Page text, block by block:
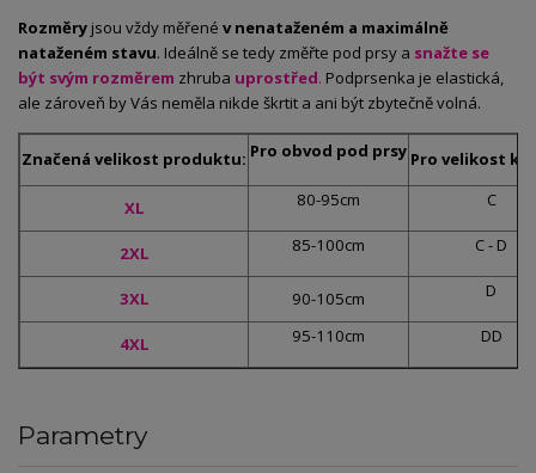
Rozměry jsou vždy měřené v nenataženém a maximálně
nataženém stavu. Ideálně se tedy změřte pod prsy a snažte se
být svým rozměrem zhruba uprostřed. Podprsenka je elastická,
ale zároveň by Vás neměla nikde škrtit a ani být zbytečně volná.
Značená velikost produktu: Pro obvod pod prsy Pro velikost
XL 80-95cm C
2XL 85-100cm C - D
3XL 90-105cm D
4XL 95-110cm DD
Parametry